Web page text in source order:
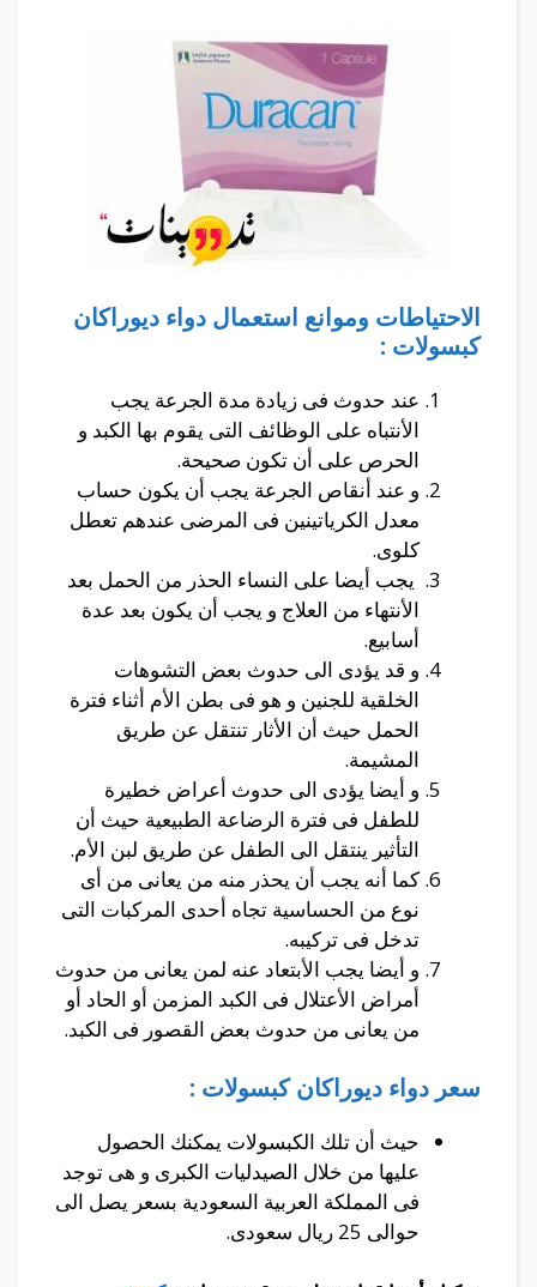
الاحتياطات وموانع استعمال دواء ديوراكان
كبسولات :
عند حدوث فى زيادة مدة الجرعة يجب
الأنتباه على الوظائف التى يقوم بها الكبد و
الحرص على أن تكون صحيحة.
و عند أنقاص الجرعة يجب أن يكون حساب
معدل الكرياتينين فى المرضى عندهم تعطل
كلوى.
يجب أيضا على النساء الحذر من الحمل بعد
الأنتهاء من العلاج و يجب أن يكون بعد عدة
أسابيع.
و قد يؤدى الى حدوث بعض التشوهات
الخلقية للجنين و هو فى بطن الأم أثناء فترة
الحمل حيث أن الأثار تنتقل عن طريق
المشيمة.
و أيضا يؤدى الى حدوث أعراض خطيرة
للطفل فى فترة الرضاعة الطبيعية حيث أن
التأثير ينتقل الى الطفل عن طريق لبن الأم.
كما أنه يجب أن يحذر منه من يعانى من أى
نوع من الحساسية تجاه أحدى المركبات التى
تدخل فى تركيبه.
و أيضا يجب الأبتعاد عنه لمن يعانى من حدوث
أمراض الأعتلال فى الكبد المزمن أو الحاد أو
من يعانى من حدوث بعض القصور فى الكبد.
سعر دواء ديوراكان كبسولات :
حيث أن تلك الكبسولات يمكنك الحصول
عليها من خلال الصيدليات الكبرى و هى توجد
فى المملكة العربية السعودية بسعر يصل الى
حوالى 25 ريال سعودى.